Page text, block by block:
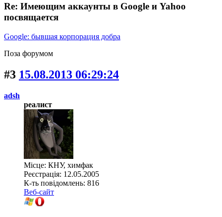
Re: Имеющим аккаунты в Google и Yahoo
посвящается
Google: бывшая корпорация добра
Поза форумом
#3 15.08.2013 06:29:24
adsh
реалист
Місце: КНУ, химфак
Реєстрація: 12.05.2005
К-ть повідомлень: 816
Веб-сайт